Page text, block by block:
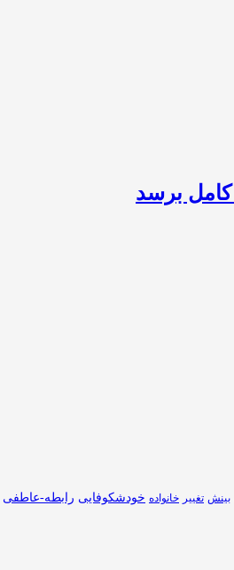
بینش تغییر خانواده خودشکوفایی رابطه-عاطفی